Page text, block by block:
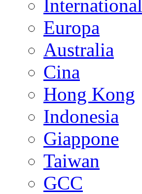
International
Europa
Australia
Cina
Hong Kong
Indonesia
Giappone
Taiwan
GCC